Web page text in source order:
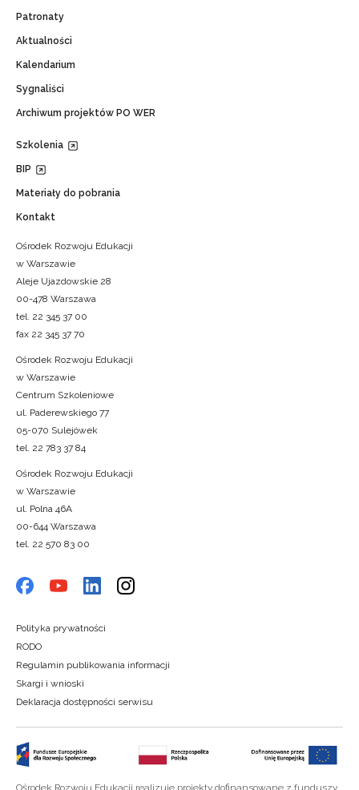
Patronaty
Aktualności
Kalendarium
Sygnaliści
Archiwum projektów PO WER
Szkolenia
BIP
Materiały do pobrania
Kontakt
Ośrodek Rozwoju Edukacji
w Warszawie
Aleje Ujazdowskie 28
00-478 Warszawa
tel. 22 345 37 00
fax 22 345 37 70
Ośrodek Rozwoju Edukacji
w Warszawie
Centrum Szkoleniowe
ul. Paderewskiego 77
05-070 Sulejówek
tel. 22 783 37 84
Ośrodek Rozwoju Edukacji
w Warszawie
ul. Polna 46A
00-644 Warszawa
tel. 22 570 83 00
Polityka prywatności
RODO
Regulamin publikowania informacji
Skargi i wnioski
Deklaracja dostępności serwisu